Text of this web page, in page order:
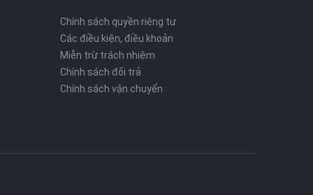
Chính sách quyền riêng tư
Các điều kiện, điều khoản
Miễn trừ trách nhiệm
Chính sách đổi trả
Chính sách vận chuyển